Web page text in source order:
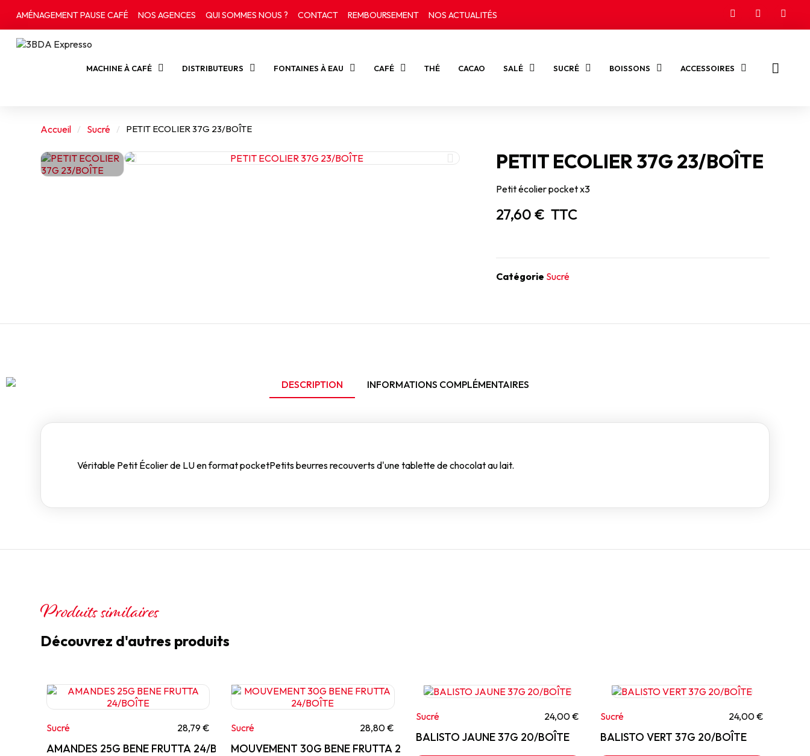
AMÉNAGEMENT PAUSE CAFÉ NOS AGENCES QUI SOMMES NOUS ? CONTACT REMBOURSEMENT NOS ACTUALITÉS
MACHINE À CAFÉ DISTRIBUTEURS FONTAINES À EAU CAFÉ THÉ CACAO SALÉ SUCRÉ BOISSONS ACCESSOIRES
Accueil Sucré PETIT ECOLIER 37G 23/BOÎTE
PETIT ECOLIER 37G 23/BOÎTE
Petit écolier pocket x3
27,60 € TTC
Catégorie Sucré
DESCRIPTION INFORMATIONS COMPLÉMENTAIRES
Véritable Petit Écolier de LU en format pocketPetits beurres recouverts d'une tablette de chocolat au lait.
Produits similaires
Découvrez d'autres produits
Sucré 28,79 €
AMANDES 25G BENE FRUTTA 24/BOÎTE
Sucré 28,80 €
MOUVEMENT 30G BENE FRUTTA 24/BOÎTE
Sucré 24,00 €
BALISTO JAUNE 37G 20/BOÎTE
Sucré 24,00 €
BALISTO VERT 37G 20/BOÎTE